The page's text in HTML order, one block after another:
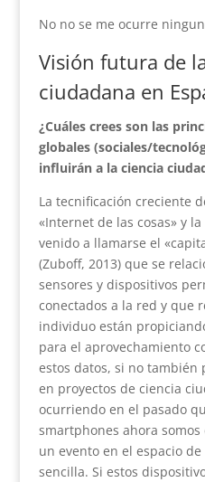
No no se me ocurre
Visión futura de
ciudadana en
¿Cuáles crees son las
globales (sociales/
influirán a la ciencia
La tecnificación creciente
«Internet de las cosas» y
venido a llamarse el
(Zuboff, 2013) que se
sensores y dispositivos
conectados a la red y que
individuo están
para el aprovechamiento
estos datos, si no también
en proyectos de ciencia
ocurriendo en el pasado
smartphones ahora somos
un evento en el espacio
sencilla. Si estos